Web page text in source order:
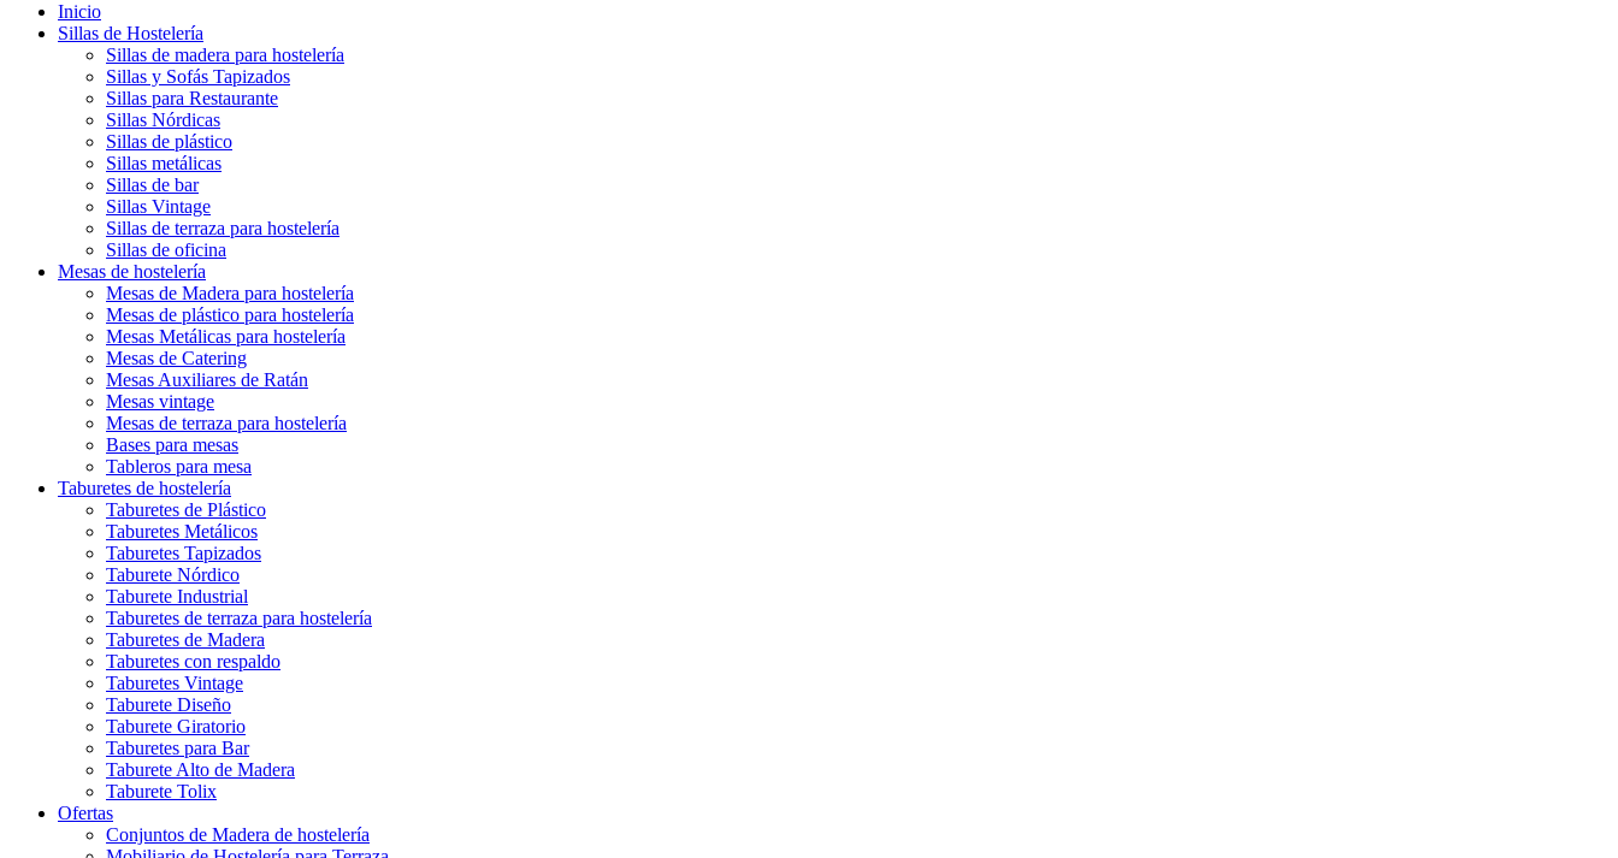
Inicio
Sillas de Hostelería
Sillas de madera para hostelería
Sillas y Sofás Tapizados
Sillas para Restaurante
Sillas Nórdicas
Sillas de plástico
Sillas metálicas
Sillas de bar
Sillas Vintage
Sillas de terraza para hostelería
Sillas de oficina
Mesas de hostelería
Mesas de Madera para hostelería
Mesas de plástico para hostelería
Mesas Metálicas para hostelería
Mesas de Catering
Mesas Auxiliares de Ratán
Mesas vintage
Mesas de terraza para hostelería
Bases para mesas
Tableros para mesa
Taburetes de hostelería
Taburetes de Plástico
Taburetes Metálicos
Taburetes Tapizados
Taburete Nórdico
Taburete Industrial
Taburetes de terraza para hostelería
Taburetes de Madera
Taburetes con respaldo
Taburetes Vintage
Taburete Diseño
Taburete Giratorio
Taburetes para Bar
Taburete Alto de Madera
Taburete Tolix
Ofertas
Conjuntos de Madera de hostelería